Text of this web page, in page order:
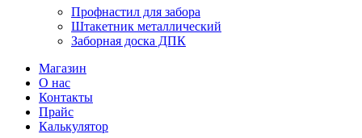
Профнастил для забора
Штакетник металлический
Заборная доска ДПК
Магазин
О нас
Контакты
Прайс
Калькулятор